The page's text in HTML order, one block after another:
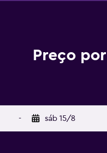
Preço
- sáb 15/8